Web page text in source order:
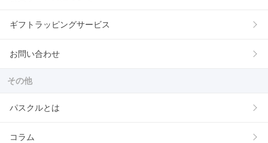
ギフトラッピングサービス
お問い合わせ
その他
パスクルとは
コラム